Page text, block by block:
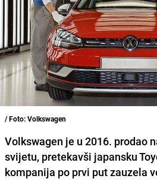
/ Foto: Volkswagen
Volkswagen je u 2016. prodao
svijetu, pretekavši japansku
kompanija po prvi put zauzela